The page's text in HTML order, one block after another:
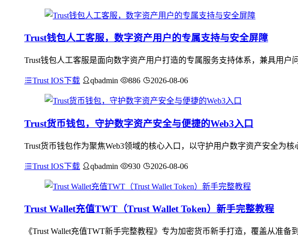
Trust钱包人工客服，数字资产用户的专属支持与安全屏障
Trust钱包人工客服是面向数字资产用户打造的专属服务支持体系，兼具用
Trust IOS下载 qbadmin 886 2026-08-06
Trust货币钱包，守护数字资产安全与便捷的Web3入口
Trust货币钱包作为聚焦Web3领域的核心入口，以守护用户数字资产安全为
Trust IOS下载 qbadmin 930 2026-08-06
Trust Wallet充值TWT（Trust Wallet Token）新手完整教程
《Trust Wallet充值TWT新手完整教程》专为加密货币新手打造，覆盖从准